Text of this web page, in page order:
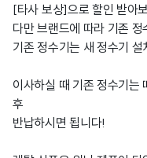
[타사 보상]으로 할인 받아
다만 브랜드에 따라 기존
기존 정수기는 새 정수기
이사하실 때 기존 정수기는
후
반납하시면 됩니다!